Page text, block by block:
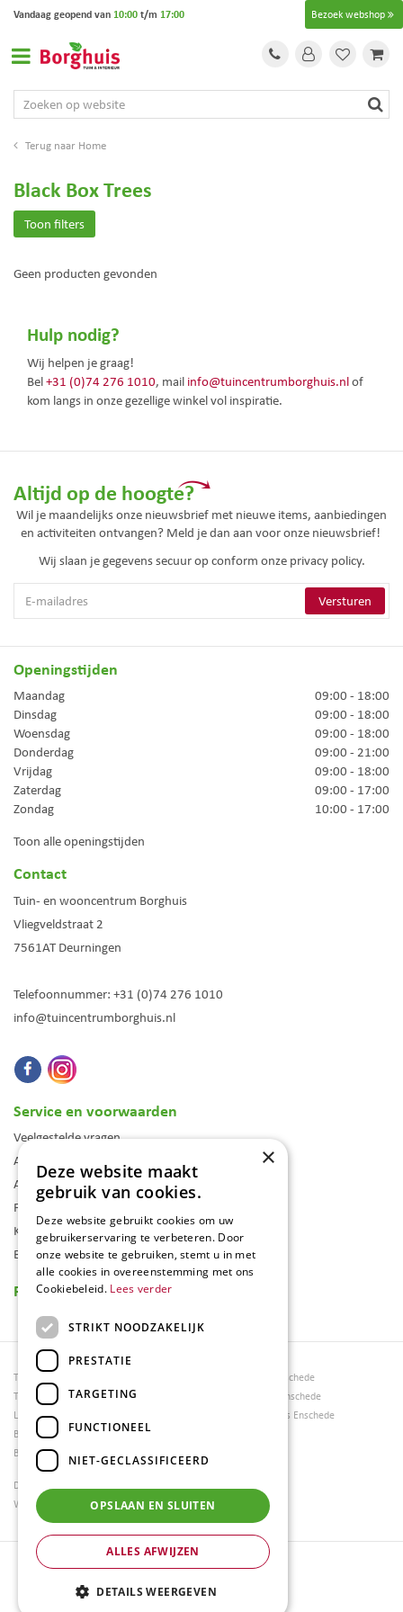
Home
Bezoek webshop
Vandaag geopend van 10:00t/m 17:00
Black Box Trees
Toon filters
Geen producten gevonden
Hulp nodig?
Wij helpen je graag!
Bel+31 (0)74 276 1010, mail info@tuincentrumborghuis.nlof
kom langs in onze gezellige winkel vol inspiratie.
Altijd op de hoogte?
Wil je maandelijks onze nieuwsbrief met nieuwe items, aanbiedingen
en activiteiten ontvangen? Meld je dan aan voor onze nieuwsbrief!
Wij slaan je gegevens secuur op conform onze privacy policy.
Openingstijden
Maandag
09:00 - 18:00
Dinsdag
09:00 - 18:00
Woensdag
09:00 - 18:00
Donderdag
09:00 - 21:00
Vrijdag
09:00 - 18:00
Zaterdag
09:00 - 17:00
Zondag
10:00 - 17:00
Toon alle openingstijden
Contact
Tuin- en wooncentrum Borghuis
Vliegveldstraat 2
7561AT Deurningen
Telefoonnummer: +31 (0)74 276 1010
info@tuincentrumborghuis.nl
Service en voorwaarden
Veelgestelde vragen
Algemene voorwaarden
Assortiment
Folder
Klantenkaart
Blog
Reviews
Tuincentrum Borghuis
Tuinmeubels
Loungesets
Bloemen
Barbecues
Tuinmeubels Enschede
Tuinmeubelen Enschede
Woonaccessoires Enschede
Dierenwinkel Enschede
Weber bbq kopen Hengelo
© Tuincentrum Borghuis
Green Solutions
×
Deze website maakt
gebruik van cookies.
Deze website gebruikt cookies om uw
gebruikerservaring te verbeteren. Door
onze website te gebruiken, stemt u in met
alle cookies in overeenstemming met ons
Cookiebeleid. Lees verder
STRIKT NOODZAKELIJK
PRESTATIE
TARGETING
FUNCTIONEEL
NIET-GECLASSIFICEERD
OPSLAAN EN SLUITEN
ALLES AFWIJZEN
DETAILS WEERGEVEN